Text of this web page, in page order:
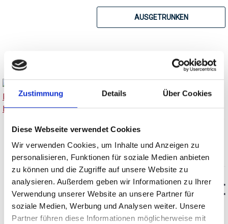
Zustimmung Details Über Cookies
Diese Webseite verwendet Cookies
Wir verwenden Cookies, um Inhalte und Anzeigen zu
personalisieren, Funktionen für soziale Medien anbieten
zu können und die Zugriffe auf unsere Website zu
analysieren. Außerdem geben wir Informationen zu Ihrer
Verwendung unserer Website an unsere Partner für
soziale Medien, Werbung und Analysen weiter. Unsere
Partner führen diese Informationen möglicherweise mit
AUSGETRUNKEN
Edel - Fruchtbrand
Inhalt:0,70 Liter(57,07 € / 1 Liter)
inkl. MwSt.zzgl. Versandkosten
39,95 €